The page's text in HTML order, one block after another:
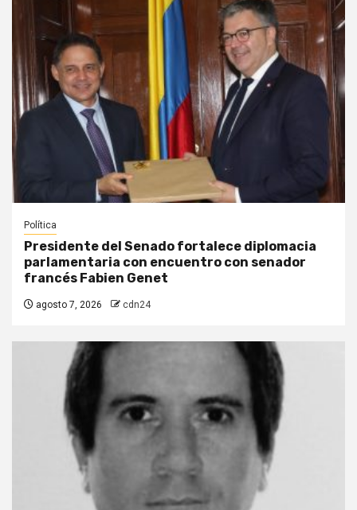
Política
Presidente del Senado fortalece diplomacia
parlamentaria con encuentro con senador
francés Fabien Genet
agosto 7, 2026 cdn24